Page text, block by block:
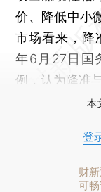
价、降低中小
市场看来，降
年6月27日国
例，认为降准
本
登
财
可